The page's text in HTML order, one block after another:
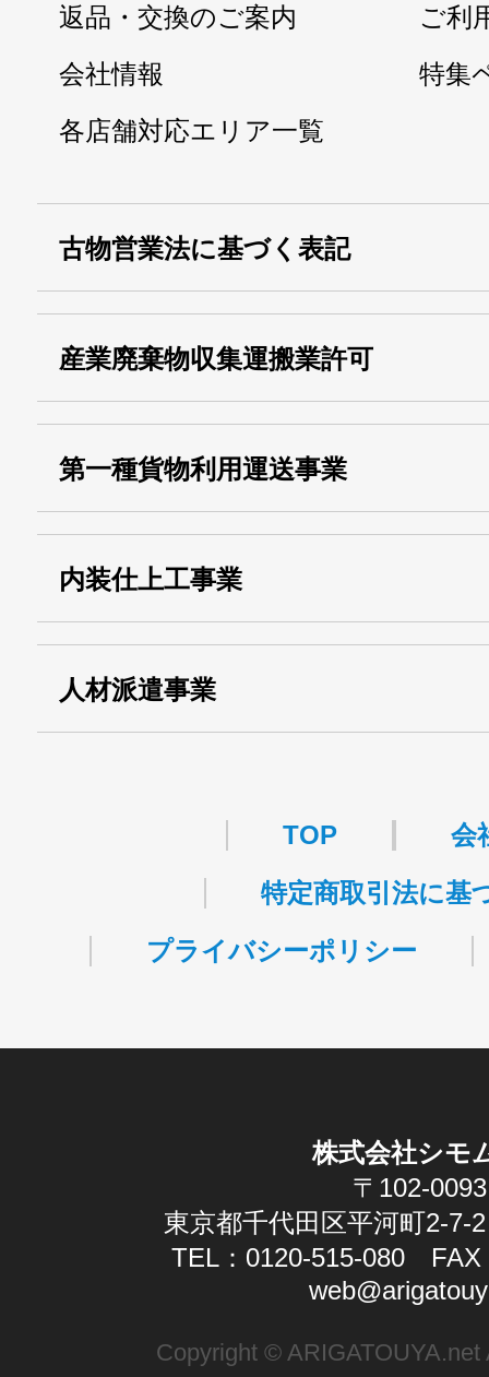
返品・交換のご案内
ご利
会社情報
特集
各店舗対応エリア一覧
古物営業法に基づく表記
産業廃棄物収集運搬業許可
運搬業許可証番号：
13000155805
第一種貨物利用運送事業
事業
関自貨：
内装仕上工事業
人材派遣事業
TOP
会
特定商取引法に基
プライバシーポリシー
株式会社シモ
〒102-0093
東京都千代田区平河町2-7-
TEL：0120-515-080 FAX
Copyright ©